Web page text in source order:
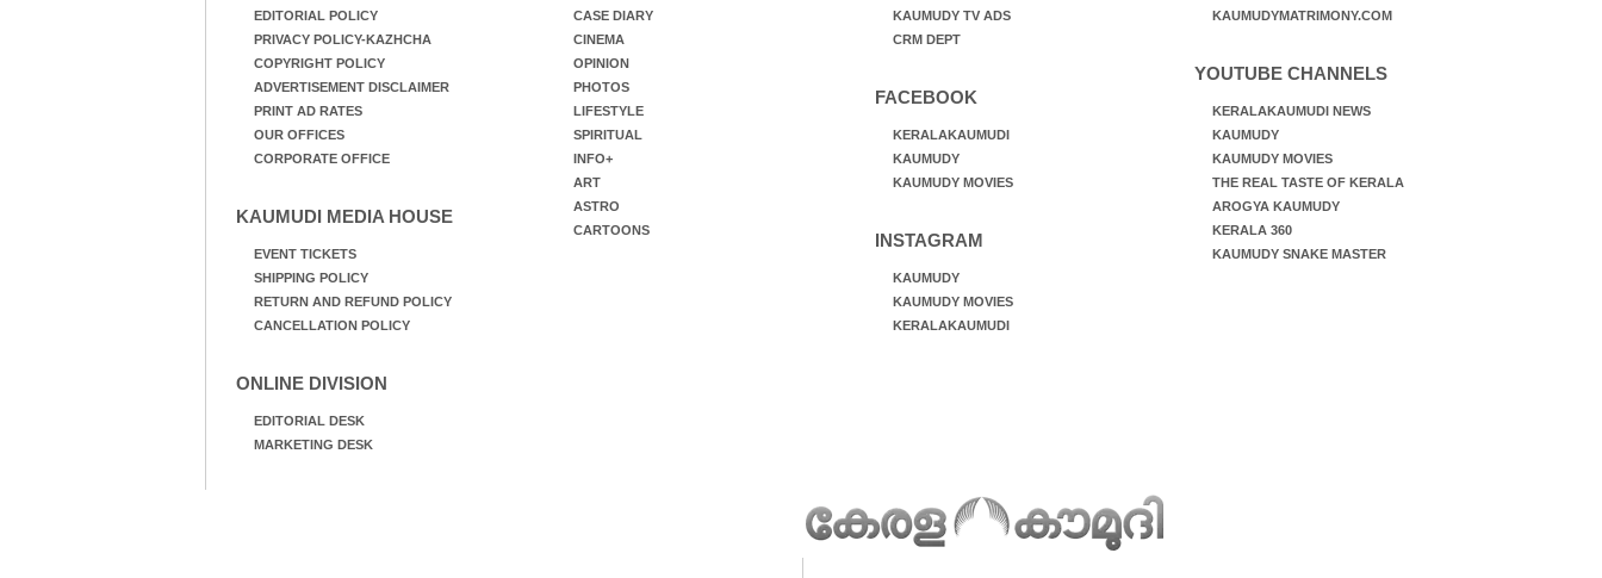
EDITORIAL POLICY
PRIVACY POLICY-KAZHCHA
COPYRIGHT POLICY
ADVERTISEMENT DISCLAIMER
PRINT AD RATES
OUR OFFICES
CORPORATE OFFICE
KAUMUDI MEDIA HOUSE
EVENT TICKETS
SHIPPING POLICY
RETURN AND REFUND POLICY
CANCELLATION POLICY
ONLINE DIVISION
EDITORIAL DESK
MARKETING DESK
CASE DIARY
CINEMA
OPINION
PHOTOS
LIFESTYLE
SPIRITUAL
INFO+
ART
ASTRO
CARTOONS
KAUMUDY TV ADS
CRM DEPT
FACEBOOK
KERALAKAUMUDI
KAUMUDY
KAUMUDY MOVIES
INSTAGRAM
KAUMUDY
KAUMUDY MOVIES
KERALAKAUMUDI
KAUMUDYMATRIMONY.COM
YOUTUBE CHANNELS
KERALAKAUMUDI NEWS
KAUMUDY
KAUMUDY MOVIES
THE REAL TASTE OF KERALA
AROGYA KAUMUDY
KERALA 360
KAUMUDY SNAKE MASTER